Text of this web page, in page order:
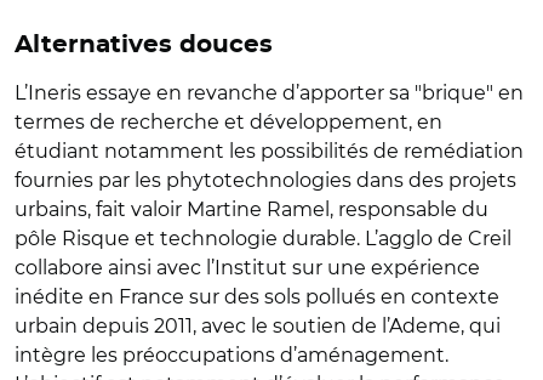
Alternatives douces
L’Ineris essaye en revanche d’apporter sa "brique" en
termes de recherche et développement, en
étudiant notamment les possibilités de remédiation
fournies par les phytotechnologies dans des projets
urbains, fait valoir Martine Ramel, responsable du
pôle Risque et technologie durable. L’agglo de Creil
collabore ainsi avec l’Institut sur une expérience
inédite en France sur des sols pollués en contexte
urbain depuis 2011, avec le soutien de l’Ademe, qui
intègre les préoccupations d’aménagement.